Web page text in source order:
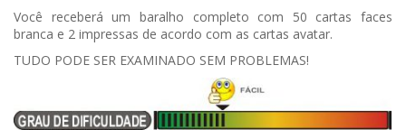
Você receberá um baralho completo com 50 cartas faces
branca e 2 impressas de acordo com as cartas avatar.
TUDO PODE SER EXAMINADO SEM PROBLEMAS!